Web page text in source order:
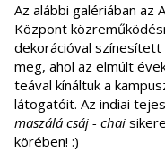
Az alábbi galériában az
Központ
dekorációval
meg, ahol az elmúlt
teával kínáltuk a
látogatóit. Az indiai
maszálá csáj - chai
körében! :)